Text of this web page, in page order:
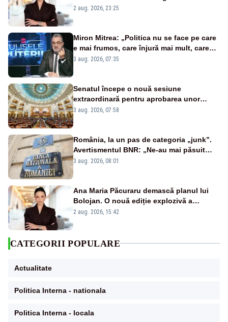
portiță?”
2 aug. 2026, 23:25
Miron Mitrea: „Politica nu se face pe care
e mai frumos, care înjură mai mult, care
țipă mai tare, ci pe proiecte”
3 aug. 2026, 07:35
Senatul începe o nouă sesiune
extraordinară pentru aprobarea unor
jaloane din PNRR
3 aug. 2026, 07:58
România, la un pas de categoria „junk”.
Avertismentul BNR: „Ne-au mai păsuit
pentru câteva luni”
3 aug. 2026, 08:01
Ana Maria Păcuraru demască planul lui
Bolojan. O nouă ediție explozivă a
emisiunii „Miza Zilei” la Realitatea PLUS
2 aug. 2026, 15:42
CATEGORII POPULARE
Actualitate
Politica Interna - nationala
Politica Interna - locala